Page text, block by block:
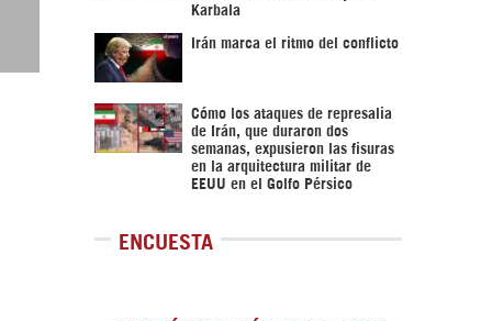
Karbala
Irán marca el ritmo del conflicto
Cómo los ataques de represalia
de Irán, que duraron dos
semanas, expusieron las fisuras
en la arquitectura militar de
EEUU en el Golfo Pérsico
ENCUESTA